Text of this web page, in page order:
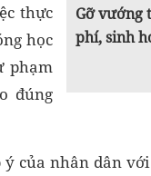
Gỡ vướng
phí, sinh
thực
học
phạm
đúng
ý của nhân dân với